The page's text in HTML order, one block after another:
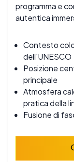
programma e
autentica
Contesto
dell'UNESCO
Posizione
principale
Atmosfera
pratica della
Fusione di